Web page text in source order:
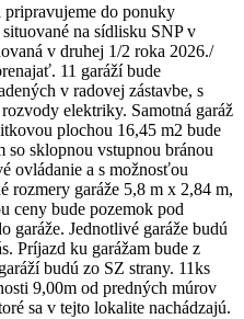
pripravujeme do ponuky
na sídlisku SNP v
v druhej 1/2 roka 2026./
11 garáží bude
v radovej zástavbe, s
elektriky. Samotná garáž
plochou 16,45 m2 bude
sklopnou vstupnou bránou
ovládanie a s možnosťou
rozmery garáže 5,8 m x 2,84 m,
ceny bude pozemok pod
garáže. Jednotlivé garáže budú
Príjazd ku garážam bude z
budú zo SZ strany. 11ks
9,00m od predných múrov
sa v tejto lokalite nachádzajú.